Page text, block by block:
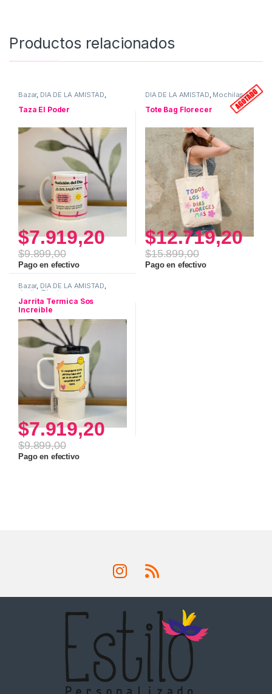
Productos relacionados
Bazar, DIA DE LA AMISTAD,
Taza El Poder
$7.919,20
$9.899,00
Pago en efectivo
DIA DE LA AMISTAD, Mochilas /
Tote Bag Florecer
$12.719,20
$15.899,00
Pago en efectivo
Bazar, DIA DE LA AMISTAD,
Jarrita Térmica
Jarrita Termica Sos
Increible
$7.919,20
$9.899,00
Pago en efectivo